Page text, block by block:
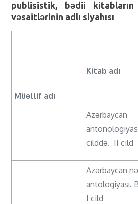
publisistik, bədii
vəsaitlərinin adlı siyahısı
Müəllif adı
Kitab adı
cilddə. II cild
Azərbaycan
antologiyası.
I cild